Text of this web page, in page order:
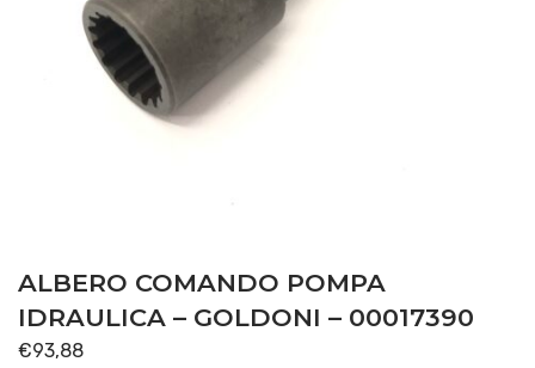
ALBERO COMANDO POMPA
IDRAULICA – GOLDONI – 00017390
€93,88